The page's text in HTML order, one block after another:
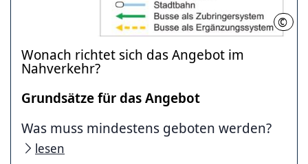
©
Wonach richtet sich das Angebot im
Nahverkehr?
Grundsätze für das Angebot
Was muss mindestens geboten werden?
lesen